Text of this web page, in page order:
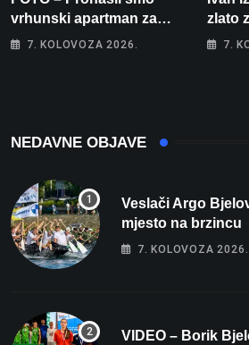
vrhunski apartman za
odmor: Pogled na more, tri
7. KOLOVOZA 2026.
zlato
7.
NEDAVNE OBJAVE
Veslači Argo
mjesto na brzincu
7. KOLOVOZA 2026.
VIDEO – Borik